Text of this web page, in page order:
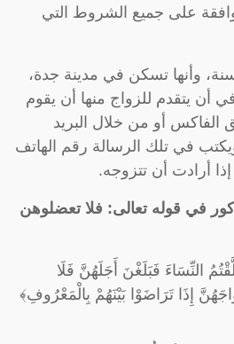
على جميع الشروط التي
أن عمرها 33 سنة، وأنها تسكن في مدينة جدة،
يتقدم للزواج منها أن يقوم
أو من خلال البريد
في تلك الرسالة رقم الهاتف
أرادت أن تتزوجه.
في قوله تعالى: فلا تعضلوهن
النِّسَاءَ فَبَلَغْنَ أَجَلَهُنَّ فَلَا
إِذَا تَرَاضَوْا بَيْنَهُمْ بِالْمَعْرُوفِ﴾